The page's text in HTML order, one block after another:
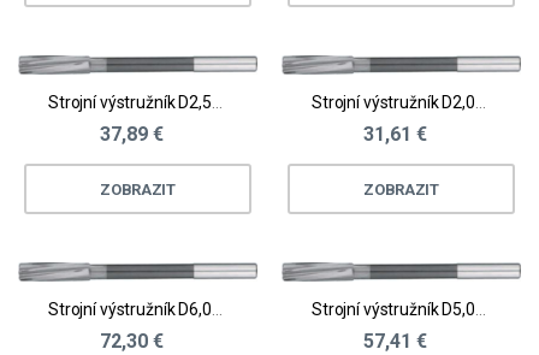
37,89 €
ZOBRAZIT
31,61 €
ZOBRAZIT
Strojní výstružník D6,01 - 6,5
72,30 €
Strojní výstružník D5,01 - 5,5
57,41 €